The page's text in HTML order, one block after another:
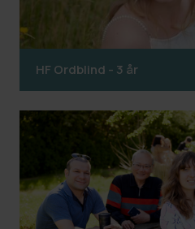
HF Ordblind - 3 år